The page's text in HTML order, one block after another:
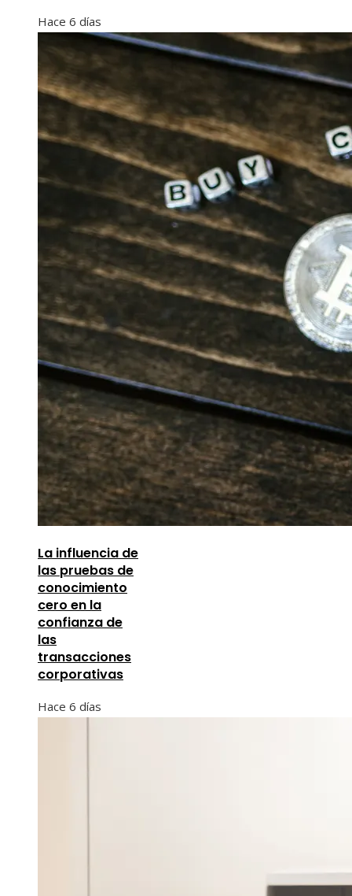
Hace 6 días
La influencia de
las pruebas de
conocimiento
cero en la
confianza de
las
transacciones
corporativas
Hace 6 días